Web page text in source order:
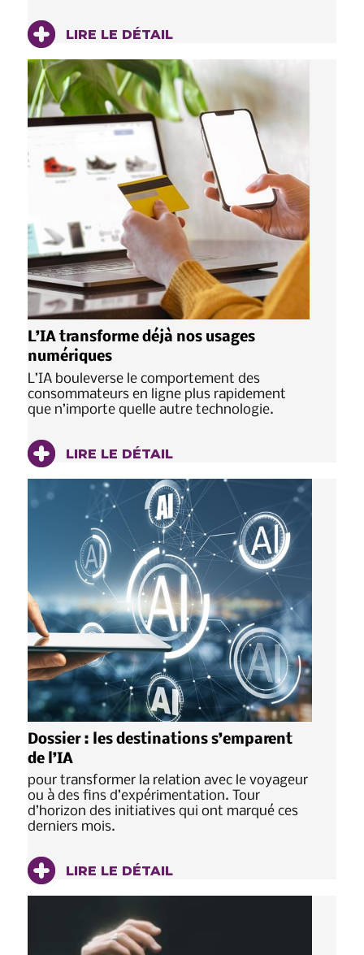
LIRE LE DÉTAIL
L’IA transforme déjà nos usages
numériques
L’IA bouleverse le comportement des
consommateurs en ligne plus rapidement
que n’importe quelle autre technologie.
LIRE LE DÉTAIL
Dossier : les destinations s’emparent
de l’IA
pour transformer la relation avec le voyageur
ou à des fins d’expérimentation. Tour
d’horizon des initiatives qui ont marqué ces
derniers mois.
LIRE LE DÉTAIL